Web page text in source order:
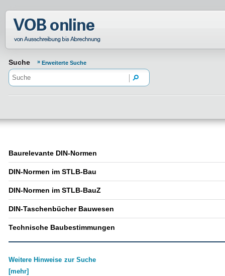
Normenportal Barrierefreiheit
Suche Erweiterte Suche
Baurelevante DIN-Normen
DIN-Normen im STLB-Bau
DIN-Normen im STLB-BauZ
DIN-Taschenbücher Bauwesen
Technische Baubestimmungen
Weitere Hinweise zur Suche
[mehr]